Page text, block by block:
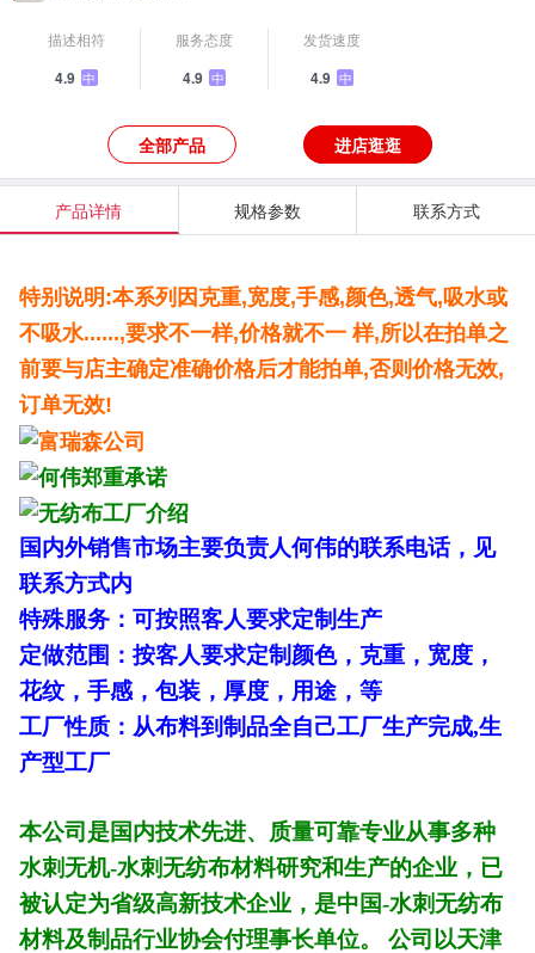
描述相符
4.9 中
服务态度
4.9 中
发货速度
4.9 中
全部产品 进店逛逛
产品详情 规格参数 联系方式
特别说明:本系列因克重,宽度,手感,颜色,透气,吸水或
不吸水......,要求不一样,价格就不一 样,所以在拍单之
前要与店主确定准确价格后才能拍单,否则价格无效,
订单无效!
国内外销售市场主要负责人何伟的联系电话，见
联系方式内
特殊服务：可按照客人要求定制生产
定做范围：按客人要求定制颜色，克重，宽度，
花纹，手感，包装，厚度，用途，等
工厂性质：从布料到制品全自己工厂生产完成,生
产型工厂
本公司是国内技术先进、质量可靠专业从事多种
水刺无机-水刺无纺布材料研究和生产的企业，已
被认定为省级高新技术企业，是中国-水刺无纺布
材料及制品行业协会付理事长单位。 公司以天津